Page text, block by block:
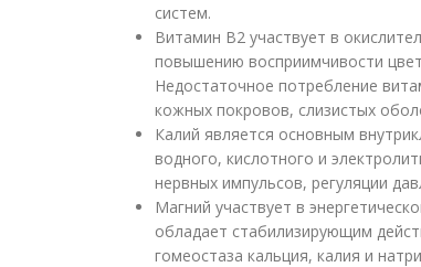
систем.
Витамин В2 участвует в
повышению восприимчивости
Недостаточное потребление
кожных покровов, слизистых
Калий является основным
водного, кислотного и
нервных импульсов, регуляции
Магний участвует в
обладает стабилизирующим
гомеостаза кальция, калия и